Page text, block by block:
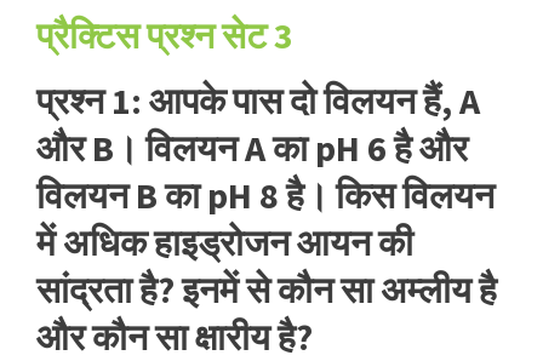
प्रैक्टिस प्रश्न सेट 3
प्रश्न 1: आपके पास दो विलयन हैं, A
और B। विलयन A का pH 6 है और
विलयन B का pH 8 है। किस विलयन
में अधिक हाइड्रोजन आयन की
सांद्रता है? इनमें से कौन सा अम्लीय है
और कौन सा क्षारीय है?